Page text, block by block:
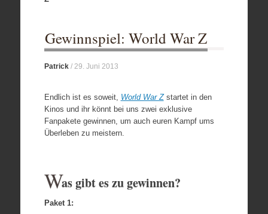
Gewinnspiel: World War Z
Patrick/ 29. Juni 2013
Endlich ist es soweit, World War Zstartet in den
Kinos und ihr könnt bei uns zwei exklusive
Fanpakete gewinnen, um auch euren Kampf ums
Überleben zu meistern.
Was gibt es zu gewinnen?
Paket 1: